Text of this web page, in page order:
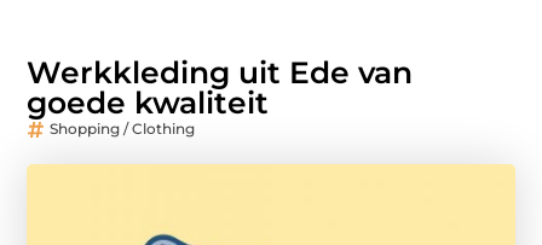
Werkkleding uit Ede van
goede kwaliteit
Shopping / Clothing